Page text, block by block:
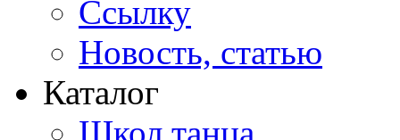
Ссылку
Новость, статью
Каталог